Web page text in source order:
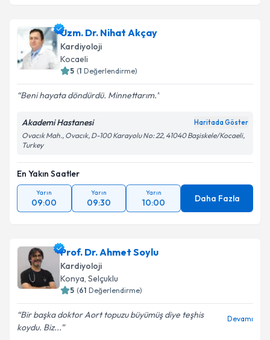
Uzm. Dr. Nihat Akçay
Kardiyoloji
Kocaeli
5 (1 Değerlendirme)
Beni hayata döndürdü. Minnettarım.
Akademi Hastanesi Haritada Göster
Ovacık Mah., Ovacık, D-100 Karayolu No: 22, 41040 Başiskele/Kocaeli,
Turkey
En Yakın Saatler
Yarın
09:00
Yarın
09:30
Yarın
10:00 Daha Fazla
Prof. Dr. Ahmet Soylu
Kardiyoloji
Konya, Selçuklu
5 (61 Değerlendirme)
Bir başka doktor Aort topuzu büyümüş diye teşhis
koydu. Biz...
Devamı